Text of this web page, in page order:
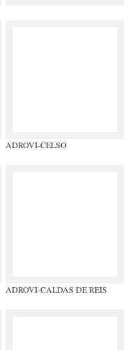
ADROVI-CELSO
ADROVI-CALDAS DE REIS